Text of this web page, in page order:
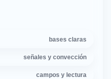
bases claras
señales y convección
campos y lectura